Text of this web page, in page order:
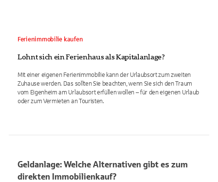
Ferienimmobilie kaufen
Lohnt sich ein Ferienhaus als Kapitalanlage?
Mit einer eigenen Ferienimmobilie kann der Urlaubsort zum zweiten
Zuhause werden. Das sollten Sie beachten, wenn Sie sich den Traum
vom Eigenheim am Urlaubsort erfüllen wollen – für den eigenen Urlaub
oder zum Vermieten an Touristen.
Geldanlage: Welche Alternativen gibt es zum
direkten Immobilienkauf?